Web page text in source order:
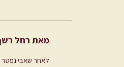
מאת רחל
לאחר שאבי נפטר